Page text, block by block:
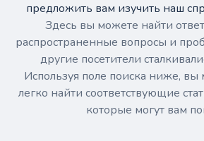
предложить вам изучить наш
Здесь вы можете найти
распространенные вопросы и
другие посетители
Используя поле поиска ниже,
легко найти соответствующие
которые могут вам